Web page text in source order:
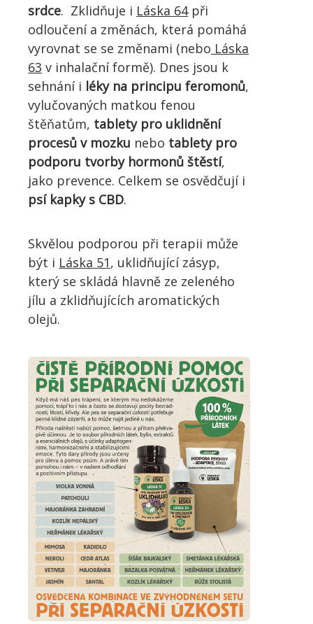
srdce. Zklidňuje i Láska 64při
odloučení a změnách, která pomáhá
vyrovnat se se změnami (nebo Láska
63 v inhalační formě). Dnes jsou k
sehnání i léky na principu feromonů,
vylučovaných matkou fenou
štěňatům, tablety pro uklidnění
procesů v mozku nebo tablety pro
podporu tvorby hormonů štěstí,
jako prevence. Celkem se osvědčují i
psí kapky s CBD.
Skvělou podporou při terapii může
být i Láska 51, uklidňující zásyp,
který se skládá hlavně ze zeleného
jílu a zklidňujících aromatických
olejů.